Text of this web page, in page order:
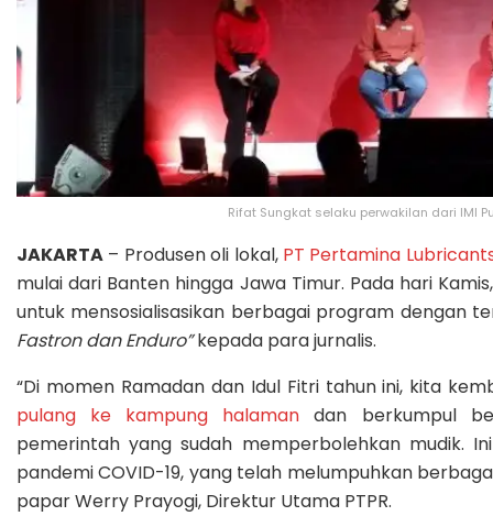
Rifat Sungkat selaku perwakilan dari IMI
JAKARTA – Produsen oli lokal, PT Pertamina
mulai dari Banten hingga Jawa Timur. Pada hari
untuk mensosialisasikan berbagai program dengan
Fastron dan Enduro”kepada para jurnalis.
“Di momen Ramadan dan Idul Fitri tahun ini, kita
pulang ke kampung halaman dan berkumpul
pemerintah yang sudah memperbolehkan mudik.
pandemi COVID-19, yang telah melumpuhkan
papar Werry Prayogi, Direktur Utama PTPR.